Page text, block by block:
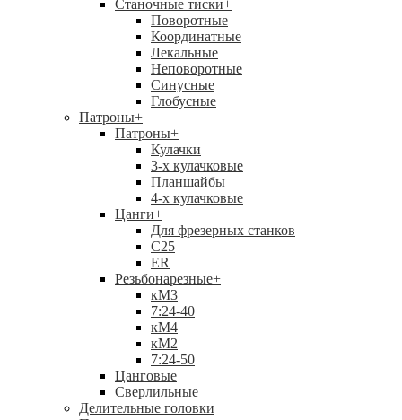
Станочные тиски+
Поворотные
Координатные
Лекальные
Неповоротные
Синусные
Глобусные
Патроны+
Патроны+
Кулачки
3-х кулачковые
Планшайбы
4-х кулачковые
Цанги+
Для фрезерных станков
С25
ER
Резьбонарезные+
кМ3
7:24-40
кМ4
кМ2
7:24-50
Цанговые
Сверлильные
Делительные головки